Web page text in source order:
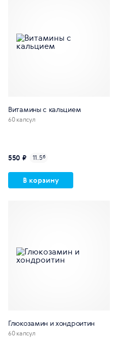
Витамины с кальцием
60 капсул
550 ₽ 11.5б
В корзину
Глюкозамин и хондроитин
60 капсул